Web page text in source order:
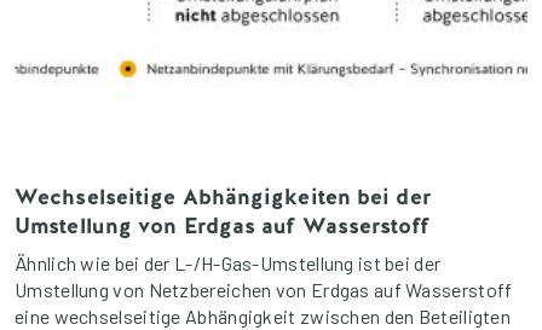
Wechselseitige Abhängigkeiten bei der
Umstellung von Erdgas auf Wasserstoff
Ähnlich wie bei der L-/H-Gas-Umstellung ist bei der
Umstellung von Netzbereichen von Erdgas auf Wasserstoff
eine wechselseitige Abhängigkeit zwischen den Beteiligten